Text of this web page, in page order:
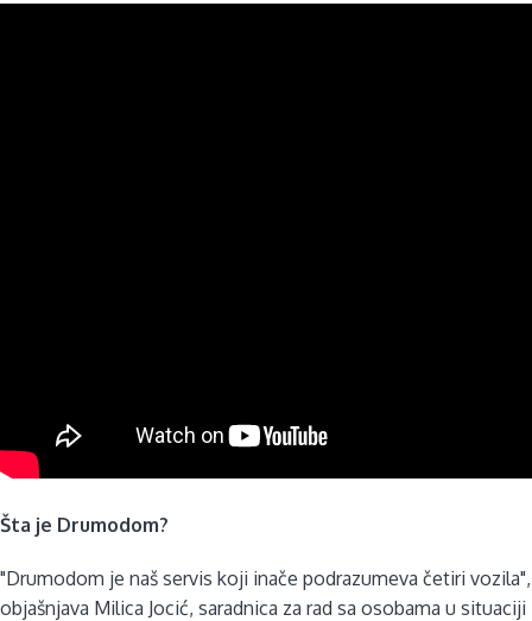
Šta je Drumodom?
"Drumodom je naš servis koji inače podrazumeva četiri vozila",
objašnjava Milica Jocić, saradnica za rad sa osobama u situaciji